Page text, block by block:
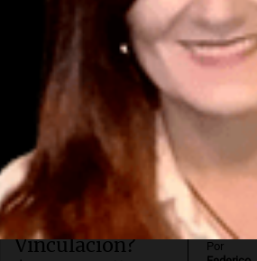
Subasta
millonaria.
¿Cuánto cuesta
vincular para
Vinculación?
Por